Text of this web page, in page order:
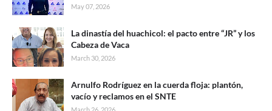
May 07, 2026
La dinastía del huachicol: el pacto entre “JR” y los
Cabeza de Vaca
March 30, 2026
Arnulfo Rodríguez en la cuerda floja: plantón,
vacío y reclamos en el SNTE
March 26, 2026